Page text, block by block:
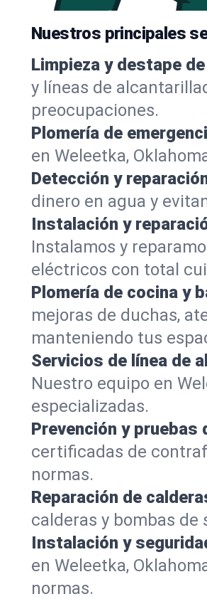
Nuestros principales
Limpieza y destape
y líneas de
preocupaciones.
Plomería de
en Weleetka,
Detección y
dinero en agua y
Instalación y
Instalamos y
eléctricos con total
Plomería de cocina y
mejoras de duchas,
manteniendo tus
Servicios de línea de
Nuestro equipo en
especializadas.
Prevención y pruebas
certificadas de
normas.
Reparación de
calderas y bombas de
Instalación y
en Weleetka,
normas.